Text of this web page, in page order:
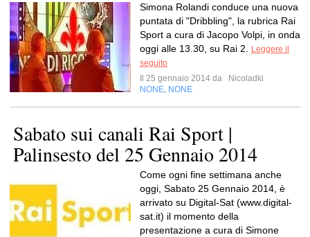
Simona Rolandi conduce una nuova
puntata di "Dribbling", la rubrica Rai
Sport a cura di Jacopo Volpi, in onda
oggi alle 13.30, su Rai 2.
Leggere il
seguito
Il 25 gennaio 2014 da
Nicoladki
NONE NONE
Sabato sui canali Rai Sport |
Palinsesto del 25 Gennaio 2014
Come ogni fine settimana anche
oggi, Sabato 25 Gennaio 2014, è
arrivato su Digital-Sat (www.digital-
sat.it) il momento della
presentazione a cura di Simone